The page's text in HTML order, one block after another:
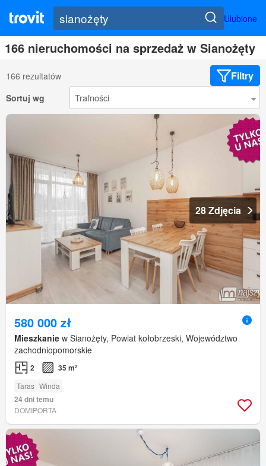
Ulubione
166 nieruchomości na sprzedaż w Sianożęty
166 rezultatów Filtry
Sortuj wg
28 Zdjęcia
580 000 zł
Mieszkanie w Sianożęty, Powiat kołobrzeski, Województwo
zachodniopomorskie
2 35 m²
Taras Winda
24 dni temu
DOMIPORTA